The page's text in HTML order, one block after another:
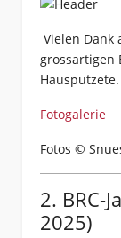
Vielen Dank
grossartigen
Hausputzete.
Fotogalerie
Fotos ©
2. BRC-
2025)